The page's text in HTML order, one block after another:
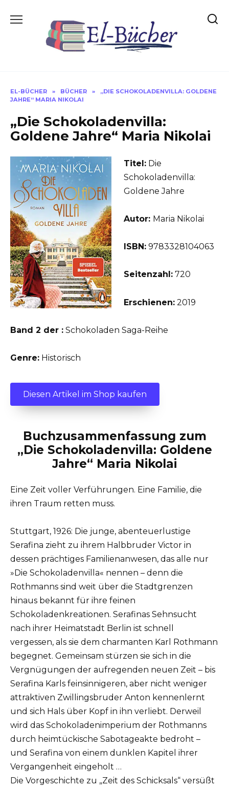
EL-BÜCHER » BÜCHER »
„DIE SCHOKOLADENVILLA: GOLDENE
JAHRE“ MARIA NIKOLAI
„Die Schokoladenvilla:
Goldene Jahre“ Maria Nikolai
Titel: Die
Schokoladenvilla:
Goldene Jahre
Autor: Maria Nikolai
ISBN: 9783328104063
Seitenzahl: 720
Erschienen: 2019
Band 2 der : Schokoladen Saga-Reihe
Genre: Historisch
Diesen Artikel im Shop kaufen
Buchzusammenfassung zum
„Die Schokoladenvilla: Goldene
Jahre“ Maria Nikolai
Eine Zeit voller Verführungen. Eine Familie, die
ihren Traum retten muss.
Stuttgart, 1926: Die junge, abenteuerlustige
Serafina zieht zu ihrem Halbbruder Victor in
dessen prächtiges Familienanwesen, das alle nur
»Die Schokoladenvilla« nennen – denn die
Rothmanns sind weit über die Stadtgrenzen
hinaus bekannt für ihre feinen
Schokoladenkreationen. Serafinas Sehnsucht
nach ihrer Heimatstadt Berlin ist schnell
vergessen, als sie dem charmanten Karl Rothmann
begegnet. Gemeinsam stürzen sie sich in die
Vergnügungen der aufregenden neuen Zeit – bis
Serafina Karls feinsinnigeren, aber nicht weniger
attraktiven Zwillingsbruder Anton kennenlernt
und sich Hals über Kopf in ihn verliebt. Derweil
wird das Schokoladenimperium der Rothmanns
durch heimtückische Sabotageakte bedroht –
und Serafina von einem dunklen Kapitel ihrer
Vergangenheit eingeholt …
Die Vorgeschichte zu „Zeit des Schicksals“ versüßt